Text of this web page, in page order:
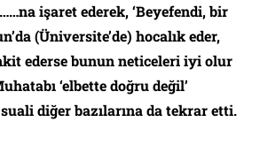
işaret ederek, ‘Beyefendi, bir
(Üniversite’de) hocalık eder,
ederse bunun neticeleri iyi olur
‘elbette doğru değil’
diğer bazılarına da tekrar etti.